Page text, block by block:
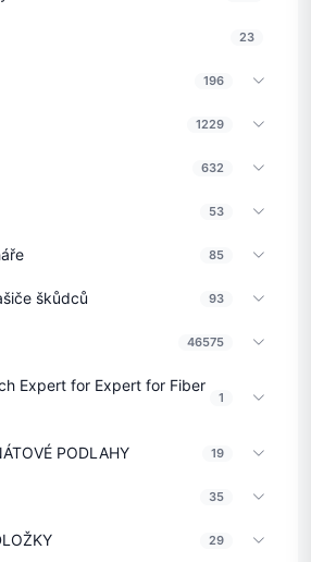
23
196
1229
632
53
85
škůdců 93
46575
Expert for Expert for Fiber
1
PODLAHY 19
35
29